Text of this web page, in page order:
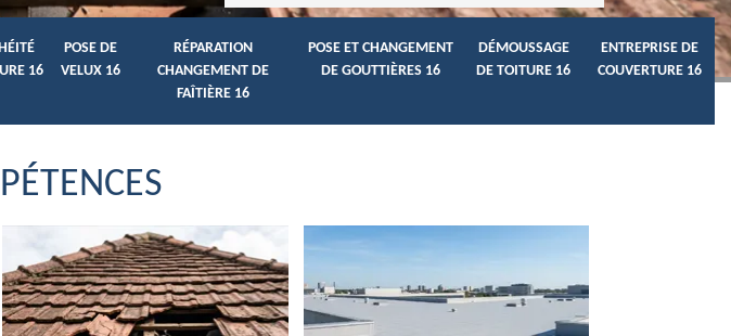
16
POSE DE
VELUX 16
RÉPARATION
CHANGEMENT DE
FAÎTIÈRE 16
POSE ET CHANGEMENT
DE GOUTTIÈRES 16
DÉMOUSSAGE
DE TOITURE 16
ENTREPRISE DE
COUVERTURE 16